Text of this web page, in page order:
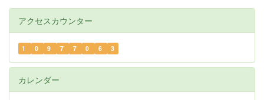
アクセスカウンター
1 0 9 7 7 0 6 3
カレンダー